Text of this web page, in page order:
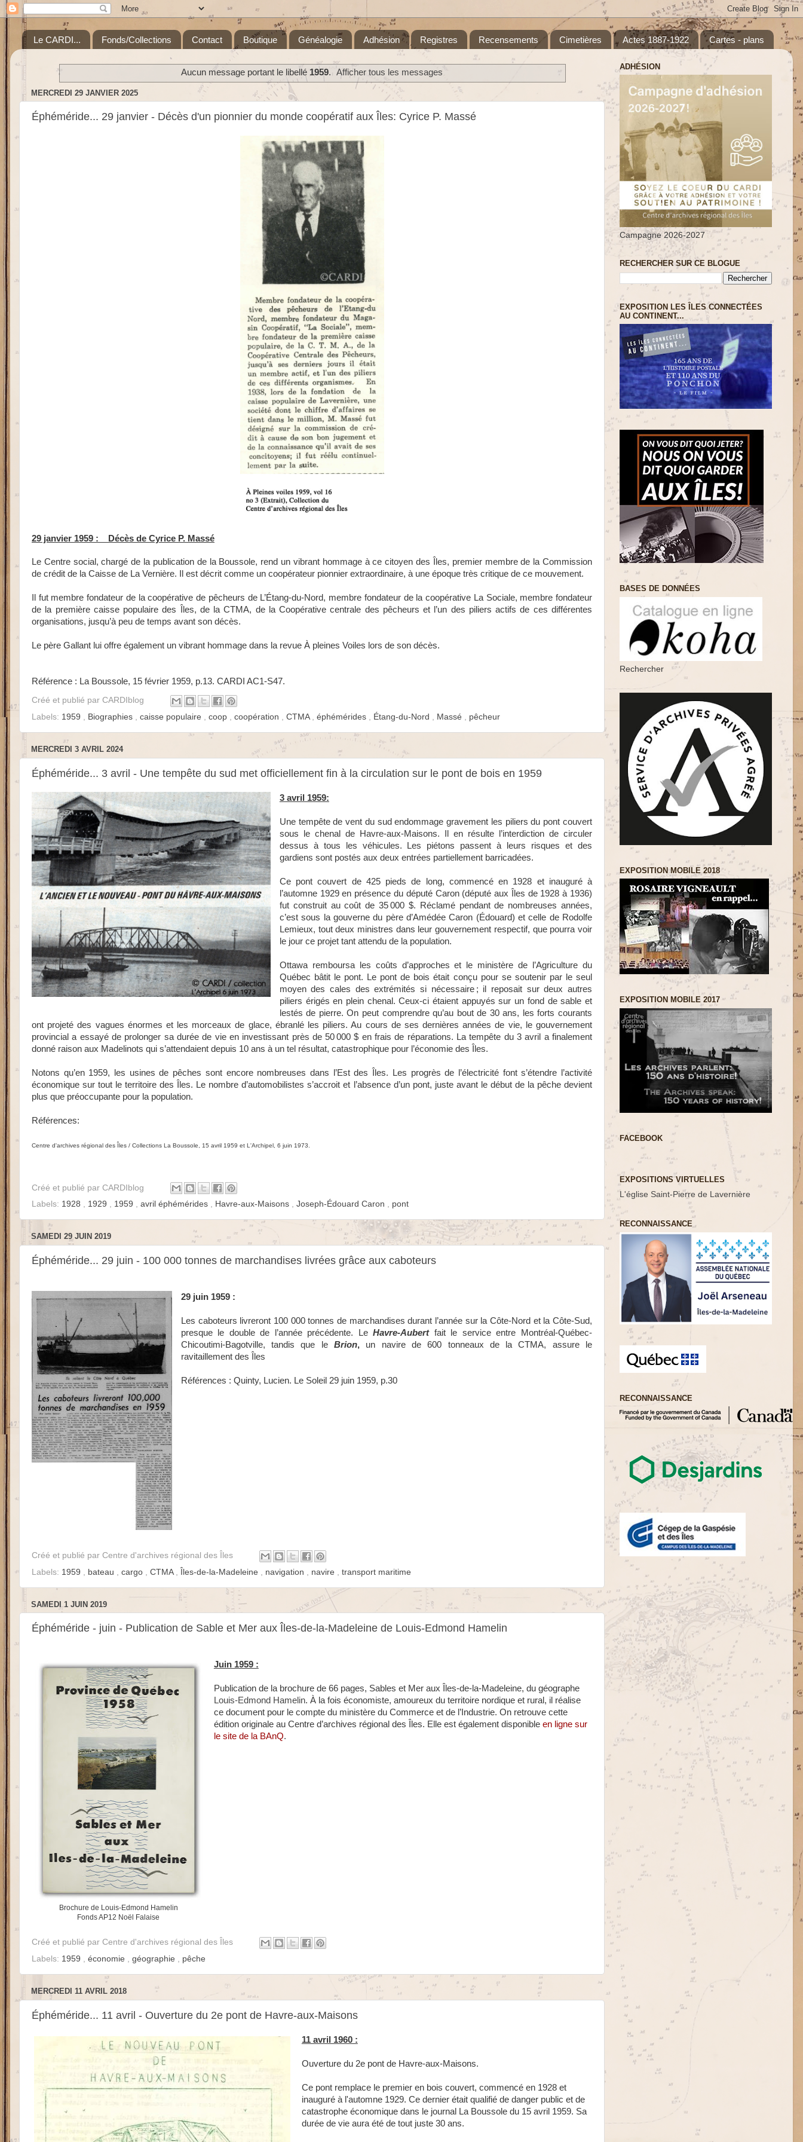
Le CARDI... Fonds/Collections Contact Boutique Généalogie Adhésion Registres Recensements Cimetières Actes 1887-1922 Cartes - plans
Aucun message portant le libellé 1959. Afficher tous les messages
MERCREDI 29 JANVIER 2025
Éphéméride... 29 janvier - Décès d'un pionnier du monde coopératif aux Îles: Cyrice P. Massé
29 janvier 1959 : Décès de Cyrice P. Massé
Le Centre social, chargé de la publication de la Boussole, rend un vibrant hommage à ce citoyen des Îles, premier membre de la Commission
de crédit de la Caisse de La Vernière. Il est décrit comme un coopérateur pionnier extraordinaire, à une époque très critique de ce mouvement.
Il fut membre fondateur de la coopérative de pêcheurs de L’Étang-du-Nord, membre fondateur de la coopérative La Sociale, membre fondateur
de la première caisse populaire des Îles, de la CTMA, de la Coopérative centrale des pêcheurs et l’un des piliers actifs de ces différentes
organisations, jusqu’à peu de temps avant son décès.
Le père Gallant lui offre également un vibrant hommage dans la revue À pleines Voiles lors de son décès.
Référence : La Boussole, 15 février 1959, p.13. CARDI AC1-S47.
Créé et publié par CARDIblog
Labels: 1959 , Biographies , caisse populaire , coop , coopération , CTMA , éphémérides , Étang-du-Nord , Massé , pêcheur
MERCREDI 3 AVRIL 2024
Éphéméride... 3 avril - Une tempête du sud met officiellement fin à la circulation sur le pont de bois en 1959
3 avril 1959:
Une tempête de vent du sud endommage gravement les piliers du pont couvert
sous le chenal de Havre-aux-Maisons. Il en résulte l’interdiction de circuler
dessus à tous les véhicules. Les piétons passent à leurs risques et des
gardiens sont postés aux deux entrées partiellement barricadées.
Ce pont couvert de 425 pieds de long, commencé en 1928 et inauguré à
l’automne 1929 en présence du député Caron (député aux Îles de 1928 à 1936)
fut construit au coût de 35 000 $. Réclamé pendant de nombreuses années,
c’est sous la gouverne du père d’Amédée Caron (Édouard) et celle de Rodolfe
Lemieux, tout deux ministres dans leur gouvernement respectif, que pourra voir
le jour ce projet tant attendu de la population.
Ottawa remboursa les coûts d’approches et le ministère de l’Agriculture du
Québec bâtit le pont. Le pont de bois était conçu pour se soutenir par le seul
moyen des cales des extrémités si nécessaire ; il reposait sur deux autres
piliers érigés en plein chenal. Ceux-ci étaient appuyés sur un fond de sable et
lestés de pierre. On peut comprendre qu’au bout de 30 ans, les forts courants
ont projeté des vagues énormes et les morceaux de glace, ébranlé les piliers. Au cours de ses dernières années de vie, le gouvernement
provincial a essayé de prolonger sa durée de vie en investissant près de 50 000 $ en frais de réparations. La tempête du 3 avril a finalement
donné raison aux Madelinots qui s’attendaient depuis 10 ans à un tel résultat, catastrophique pour l’économie des Îles.
Notons qu’en 1959, les usines de pêches sont encore nombreuses dans l’Est des Îles. Les progrès de l’électricité font s’étendre l’activité
économique sur tout le territoire des Îles. Le nombre d’automobilistes s’accroit et l’absence d’un pont, juste avant le début de la pêche devient
plus que préoccupante pour la population.
Références:
Centre d'archives régional des Îles / Collections La Boussole, 15 avril 1959 et L'Archipel, 6 juin 1973.
Créé et publié par CARDIblog
Labels: 1928 , 1929 , 1959 , avril éphémérides , Havre-aux-Maisons , Joseph-Édouard Caron , pont
SAMEDI 29 JUIN 2019
Éphéméride... 29 juin - 100 000 tonnes de marchandises livrées grâce aux caboteurs
29 juin 1959 :
Les caboteurs livreront 100 000 tonnes de marchandises durant l’année sur la Côte-Nord et la Côte-Sud,
presque le double de l’année précédente. LeHavre-Aubert fait le service entre Montréal-Québec-
Chicoutimi-Bagotville, tandis que leBrion, un navire de 600 tonneaux de la CTMA, assure le
ravitaillement des Îles
Références : Quinty, Lucien. Le Soleil 29 juin 1959, p.30
Créé et publié par Centre d'archives régional des Îles
Labels: 1959 bateau cargo CTMA Îles-de-la-Madeleine navigation navire transport maritime
SAMEDI 1 JUIN 2019
Éphéméride - juin - Publication de Sable et Mer aux Îles-de-la-Madeleine de Louis-Edmond Hamelin
Brochure de Louis-Edmond Hamelin
Fonds AP12 Noël Falaise
Juin 1959 :
Publication de la brochure de 66 pages, Sables et Mer aux Îles-de-la-Madeleine, du géographe
Louis-Edmond Hamelin. À la fois économiste, amoureux du territoire nordique et rural, il réalise
ce document pour le compte du ministère du Commerce et de l’Industrie. On retrouve cette
édition originale au Centre d’archives régional des Îles. Elle est également disponible en ligne sur
le site de la BAnQ.
Créé et publié par Centre d'archives régional des Îles
Labels: 1959 , économie , géographie , pêche
MERCREDI 11 AVRIL 2018
Éphéméride... 11 avril - Ouverture du 2e pont de Havre-aux-Maisons
11 avril 1960 :
Ouverture du 2e pont de Havre-aux-Maisons.
Ce pont remplace le premier en bois couvert, commencé en 1928 et
inauguré à l'automne 1929. Ce dernier était qualifié de danger public et de
catastrophe économique dans le journal La Boussole du 15 avril 1959. Sa
durée de vie aura été de tout juste 30 ans.
ADHÉSION
Campagne 2026-2027
RECHERCHER SUR CE BLOGUE
EXPOSITION LES ÎLES CONNECTÉES
AU CONTINENT...
BASES DE DONNÉES
Rechercher
EXPOSITION MOBILE 2018
EXPOSITION MOBILE 2017
FACEBOOK
EXPOSITIONS VIRTUELLES
L'église Saint-Pierre de Lavernière
RECONNAISSANCE
RECONNAISSANCE